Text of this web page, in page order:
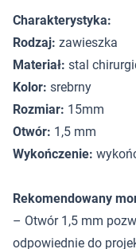
Charakterystyka:
Rodzaj: zawieszka
Materiał: stal
Kolor: srebrny
Rozmiar: 15mm
Otwór: 1,5 mm
Wykończenie:
Rekomendowany
– Otwór 1,5 mm
odpowiednie do